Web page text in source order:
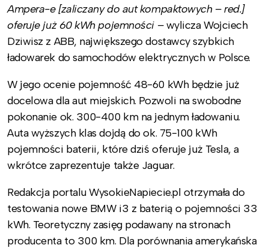
Ampera-e [zaliczany do aut kompaktowych – red.]
oferuje już 60 kWh pojemności –wylicza Wojciech
Dziwisz z ABB, największego dostawcy szybkich
ładowarek do samochodów elektrycznych w Polsce.
W jego ocenie pojemność 48-60 kWh będzie już
docelowa dla aut miejskich. Pozwoli na swobodne
pokonanie ok. 300-400 km na jednym ładowaniu.
Auta wyższych klas dojdą do ok. 75-100 kWh
pojemności baterii, które dziś oferuje już Tesla, a
wkrótce zaprezentuje także Jaguar.
Redakcja portalu WysokieNapiecie.pl otrzymała do
testowania nowe BMW i3 z baterią o pojemności 33
kWh. Teoretyczny zasięg podawany na stronach
producenta to 300 km. Dla porównania amerykańska